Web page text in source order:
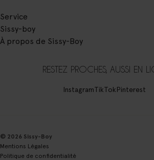
Service
Sissy-boy
À propos de Sissy-Boy
RESTEZ PROCHES, AUSSI EN
InstagramTikTokPinterest
© 2026 Sissy-Boy
Mentions Légales
Politique de confidentialité